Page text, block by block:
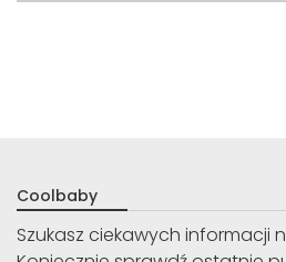
Coolbaby
Szukasz ciekawych informacji